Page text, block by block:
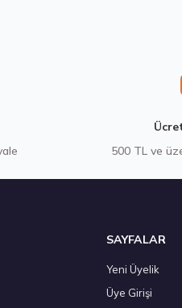
R16 94V XL All Weather 4Mevsim
500 TL ve
SAYFALAR
Yeni Üyelik
Üye Girişi